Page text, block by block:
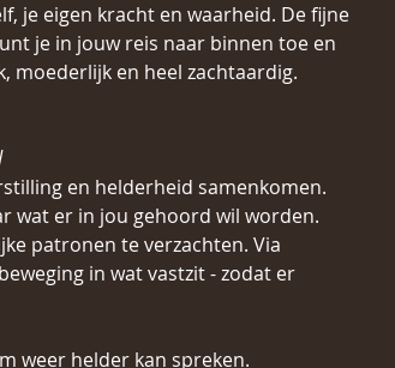
je eigen kracht en waarheid. De fijne
je in jouw reis naar binnen toe en
moederlijk en heel zachtaardig.
en helderheid samenkomen.
wat er in jou gehoord wil worden.
patronen te verzachten. Via
in wat vastzit - zodat er
weer helder kan spreken.